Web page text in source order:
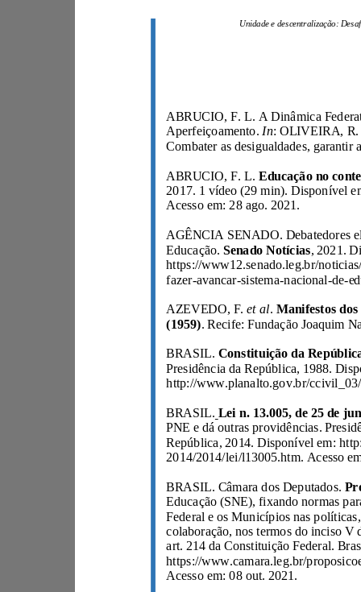
Aperfeiçoamento. In
Educação. Senado Notícias
AZEVEDO, F. et al.
(1959)
BRASIL.
BRASIL.
BRASIL. Câmara dos Deputados.